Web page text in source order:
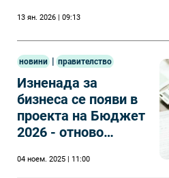
13 ян. 2026 | 09:13
новини | правителство
Изненада за
бизнеса се появи в
проекта на Бюджет
2026 - отново
04 ноем. 2025 | 11:00